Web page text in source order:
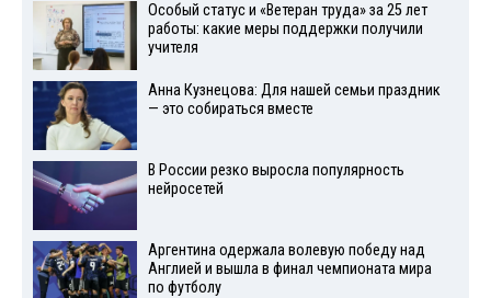
Особый статус и «Ветеран труда» за 25 лет
работы: какие меры поддержки получили
учителя
Анна Кузнецова: Для нашей семьи праздник
— это собираться вместе
В России резко выросла популярность
нейросетей
Аргентина одержала волевую победу над
Англией и вышла в финал чемпионата мира
по футболу